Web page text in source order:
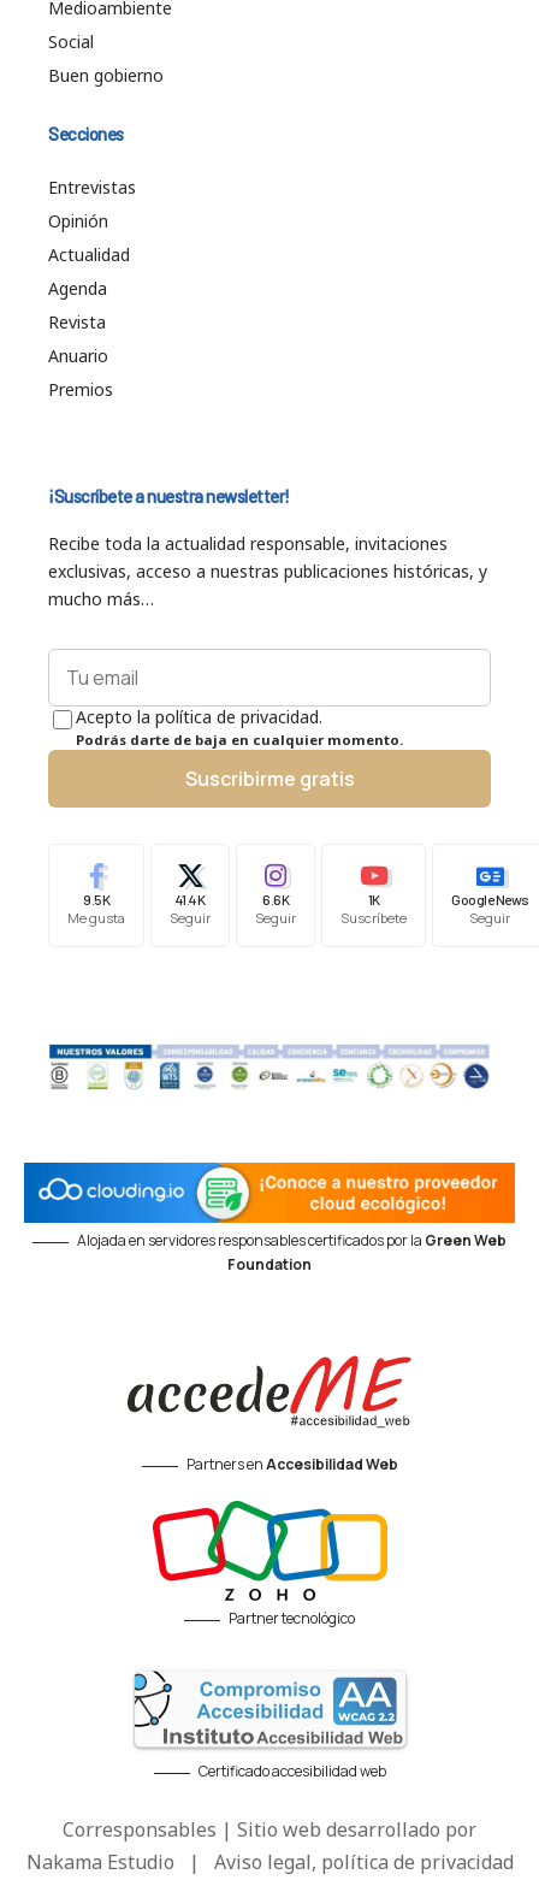
Medioambiente
Social
Buen gobierno
Secciones
Entrevistas
Opinión
Actualidad
Agenda
Revista
Anuario
Premios
¡Suscríbete a nuestra newsletter!
Recibe toda la actualidad responsable, invitaciones
exclusivas, acceso a nuestras publicaciones históricas, y
mucho más…
Acepto la política de privacidad.
Podrás darte de baja en cualquier momento.
Suscribirme gratis
9.5K
Me gusta
41.4K
Seguir
6.6K
Seguir
1K
Suscríbete
Google News
Seguir
Alojada en servidores responsables certificados por la Green Web
Foundation
Partners enAccesibilidad Web
Partner tecnológico
Certificado accesibilidad web
Corresponsables | Sitio web desarrollado por
Nakama Estudio | Aviso legal, política de privacidad